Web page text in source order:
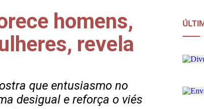
homens,
revela
que entusiasmo no
desigual e reforça o viés